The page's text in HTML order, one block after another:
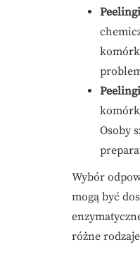
Osoby
Wybór
mogą być
różne